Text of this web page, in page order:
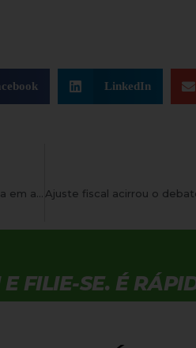
LinkedIn
Contas de governos anteriores devem ser os primeiros itens da pauta em agosto
FILIE-SE. É